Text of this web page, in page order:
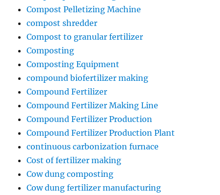
Compost Pelletizing Machine
compost shredder
Compost to granular fertilizer
Composting
Composting Equipment
compound biofertilizer making
Compound Fertilizer
Compound Fertilizer Making Line
Compound Fertilizer Production
Compound Fertilizer Production Plant
continuous carbonization furnace
Cost of fertilizer making
Cow dung composting
Cow dung fertilizer manufacturing